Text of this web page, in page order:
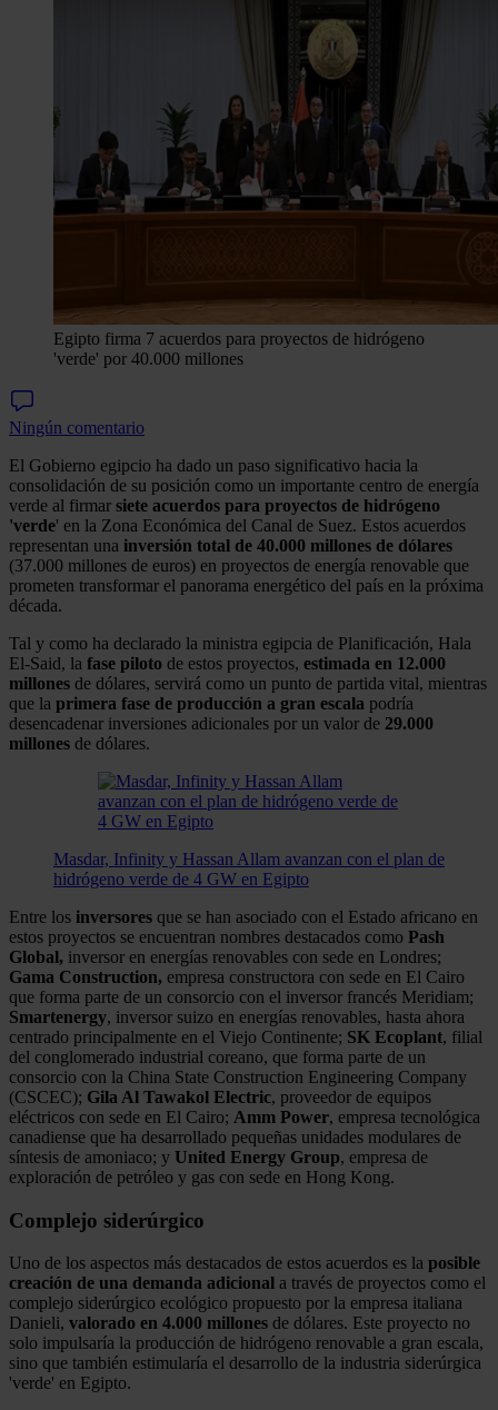
Egipto firma 7 acuerdos para proyectos de hidrógeno
'verde' por 40.000 millones
Ningún comentario
El Gobierno egipcio ha dado un paso significativo hacia la
consolidación de su posición como un importante centro de energía
verde al firmar siete acuerdos para proyectos de hidrógeno
'verde' en la Zona Económica del Canal de Suez. Estos acuerdos
representan una inversión total de 40.000 millones de dólares
(37.000 millones de euros) en proyectos de energía renovable que
prometen transformar el panorama energético del país en la próxima
década.
Tal y como ha declarado la ministra egipcia de Planificación, Hala
El-Said, la fase piloto de estos proyectos, estimada en 12.000
millones de dólares, servirá como un punto de partida vital, mientras
que la primera fase de producción a gran escala podría
desencadenar inversiones adicionales por un valor de 29.000
millones de dólares.
Masdar, Infinity y Hassan Allam avanzan con el plan de
hidrógeno verde de 4 GW en Egipto
Entre los inversores que se han asociado con el Estado africano en
estos proyectos se encuentran nombres destacados como Pash
Global, inversor en energías renovables con sede en Londres;
Gama Construction, empresa constructora con sede en El Cairo
que forma parte de un consorcio con el inversor francés Meridiam;
Smartenergy, inversor suizo en energías renovables, hasta ahora
centrado principalmente en el Viejo Continente; SK Ecoplant, filial
del conglomerado industrial coreano, que forma parte de un
consorcio con la China State Construction Engineering Company
(CSCEC); Gila Al Tawakol Electric, proveedor de equipos
eléctricos con sede en El Cairo; Amm Power, empresa tecnológica
canadiense que ha desarrollado pequeñas unidades modulares de
síntesis de amoniaco; y United Energy Group, empresa de
exploración de petróleo y gas con sede en Hong Kong.
Complejo siderúrgico
Uno de los aspectos más destacados de estos acuerdos es la posible
creación de una demanda adicional a través de proyectos como el
complejo siderúrgico ecológico propuesto por la empresa italiana
Danieli, valorado en 4.000 millones de dólares. Este proyecto no
solo impulsaría la producción de hidrógeno renovable a gran escala,
sino que también estimularía el desarrollo de la industria siderúrgica
'verde' en Egipto.